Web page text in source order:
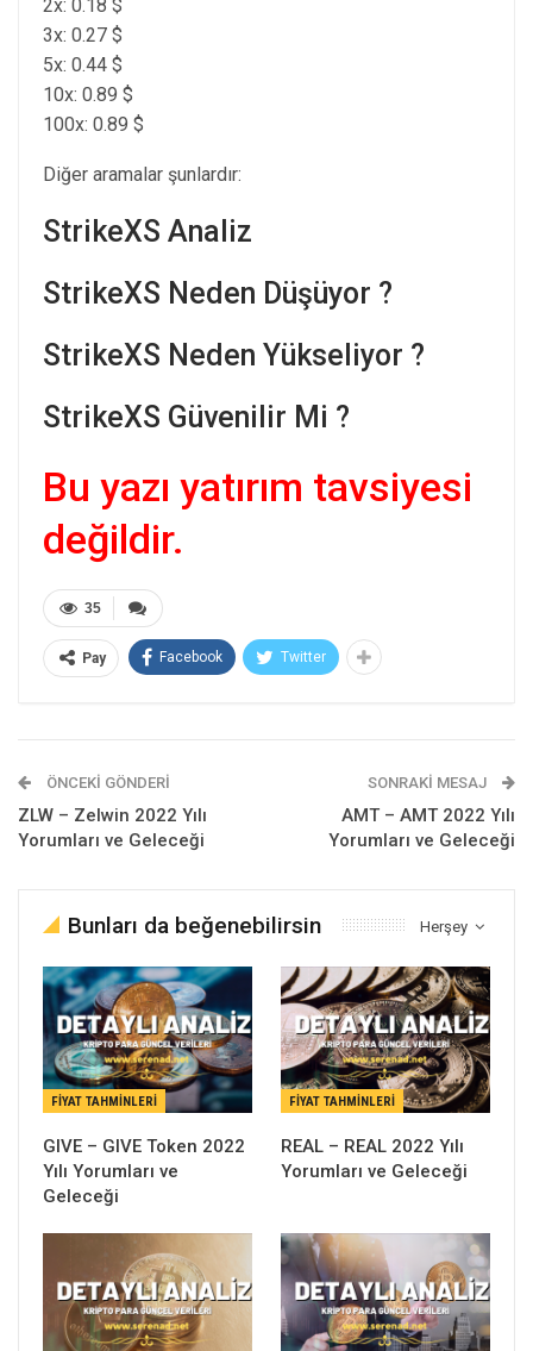
2x: 0.18 $
3x: 0.27 $
5x: 0.44 $
10x: 0.89 $
100x: 0.89 $
Diğer aramalar şunlardır:
StrikeXS Analiz
StrikeXS Neden Düşüyor ?
StrikeXS Neden Yükseliyor ?
StrikeXS Güvenilir Mi ?
Bu yazı yatırım tavsiyesi
değildir.
35
Pay Facebook Twitter
ÖNCEKI GÖNDERI
ZLW – Zelwin 2022 Yılı
Yorumları ve Geleceği
SONRAKI MESAJ
AMT – AMT 2022 Yılı
Yorumları ve Geleceği
Herşey
Bunları da beğenebilirsin
FIYAT TAHMINLERI
GIVE – GIVE Token 2022
Yılı Yorumları ve
Geleceği
FIYAT TAHMINLERI
REAL – REAL 2022 Yılı
Yorumları ve Geleceği